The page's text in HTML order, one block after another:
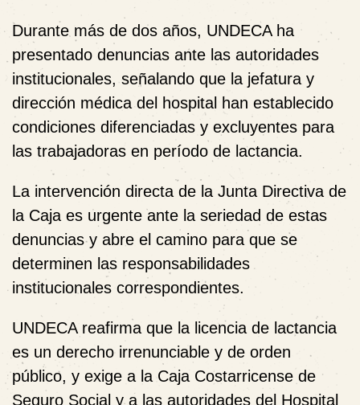
Durante más de dos años, UNDECA ha
presentado denuncias ante las autoridades
institucionales, señalando que la jefatura y
dirección médica del hospital han establecido
condiciones diferenciadas y excluyentes para
las trabajadoras en período de lactancia.
La intervención directa de la Junta Directiva de
la Caja es urgente ante la seriedad de estas
denuncias y abre el camino para que se
determinen las responsabilidades
institucionales correspondientes.
UNDECA reafirma que la licencia de lactancia
es un derecho irrenunciable y de orden
público, y exige a la Caja Costarricense de
Seguro Social y a las autoridades del Hospital